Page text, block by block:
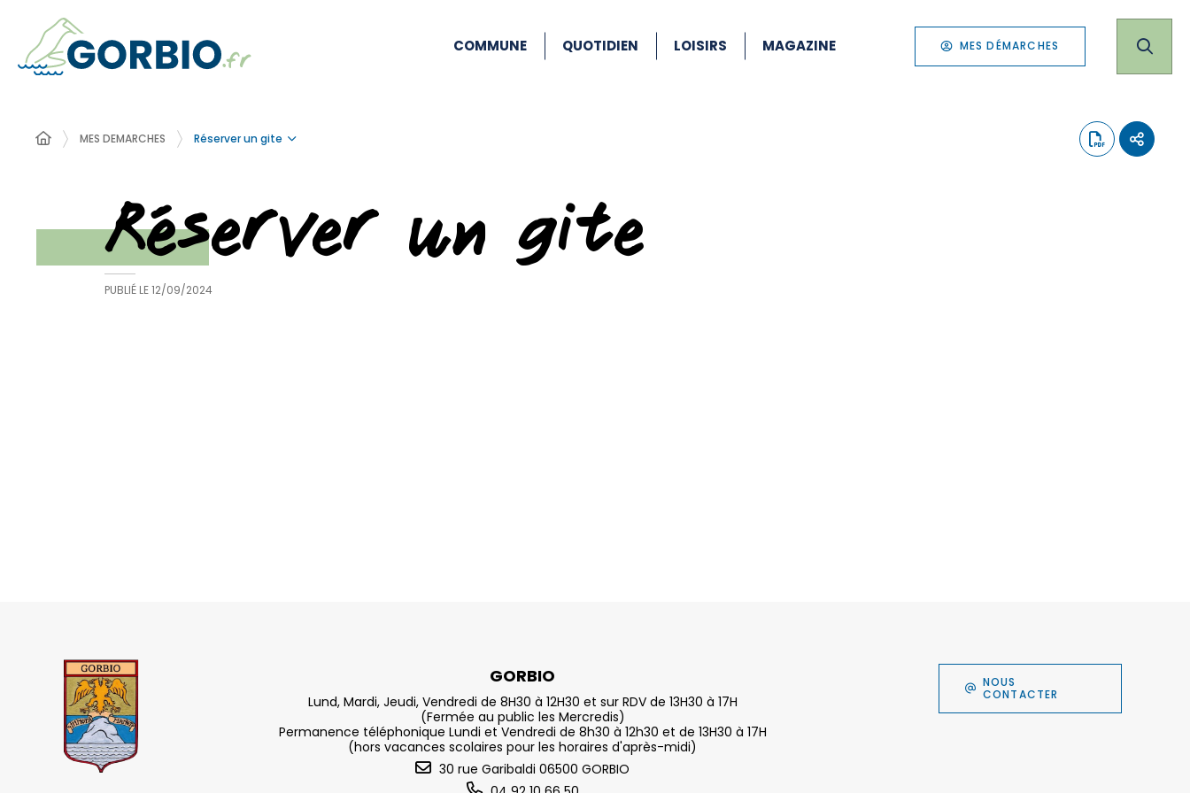
COMMUNE QUOTIDIEN LOISIRS MAGAZINE MES DÉMARCHES
MES DEMARCHES Réserver un gite
Réserver un gite
PUBLIÉ LE12/09/2024
GORBIO
Lund, Mardi, Jeudi, Vendredi de 8H30 à 12H30 et sur RDV de 13H30 à 17H
(Fermée au public les Mercredis)
Permanence téléphonique Lundi et Vendredi de 8h30 à 12h30 et de 13H30 à 17H
(hors vacances scolaires pour les horaires d'après-midi)
30 rue Garibaldi 06500 GORBIO
NOUS
CONTACTER